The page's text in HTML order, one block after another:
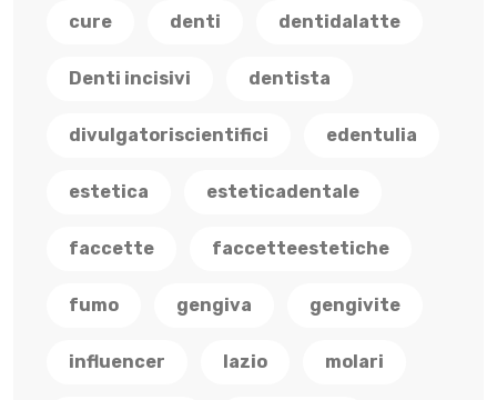
cure denti dentidalatte
Denti incisivi dentista
divulgatoriscientifici edentulia
estetica esteticadentale
faccette faccetteestetiche
fumo gengiva gengivite
influencer lazio molari